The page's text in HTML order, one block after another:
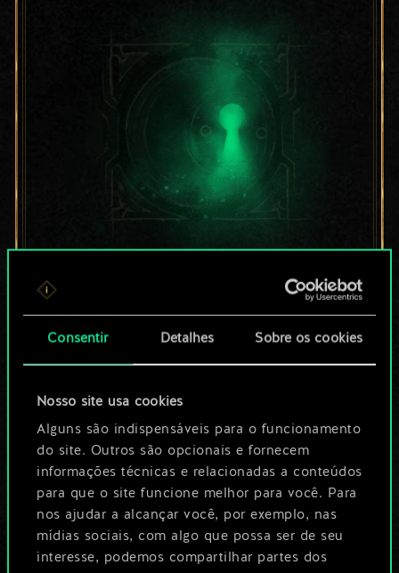
Consentir Detalhes Sobre os cookies
Nosso site usa cookies
Alguns são indispensáveis para o funcionamento
do site. Outros são opcionais e fornecem
informações técnicas e relacionadas a conteúdos
para que o site funcione melhor para você. Para
nos ajudar a alcançar você, por exemplo, nas
mídias sociais, com algo que possa ser de seu
interesse, podemos compartilhar partes dos
Por enquanto, isto é
apenas um conjunto
compartilhado.
No entanto, dá para
ser muito mais!
Dê um nome para este baralho e crie
um guia